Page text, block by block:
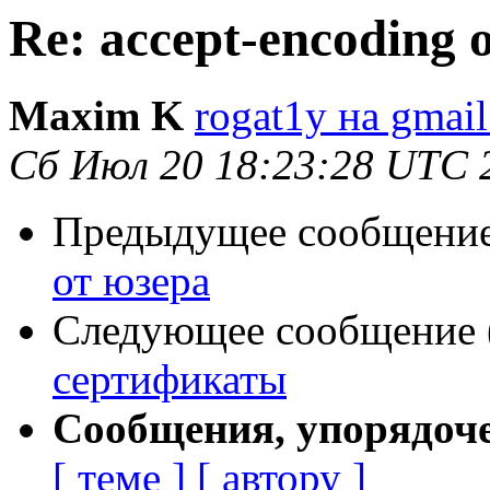
Re: accept-encoding
Maxim K rogat1y на
Сб Июл 20 18:23:28 UTC
Предыдущее
от юзера
Следующее сообщение
сертификаты
Сообщения,
[ теме ] [ автору ]